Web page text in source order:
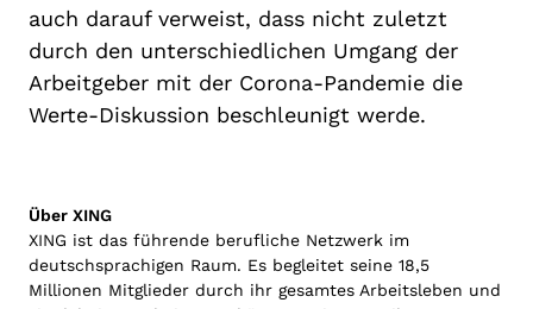
auch darauf verweist, dass nicht zuletzt
durch den unterschiedlichen Umgang der
Arbeitgeber mit der Corona-Pandemie die
Werte-Diskussion beschleunigt werde.
Über XING
XING ist das führende berufliche Netzwerk im
deutschsprachigen Raum. Es begleitet seine 18,5
Millionen Mitglieder durch ihr gesamtes Arbeitsleben und